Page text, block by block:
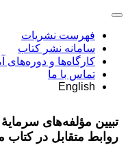
فهرست نشریات
سامانه نشر کتاب
کارگاه‌ها و
تماس با ما
English
تبیین مؤلفه‌های
روابط متقابل در کتاب